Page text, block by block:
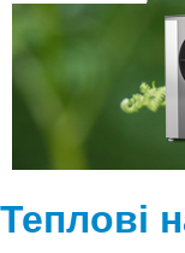
Теплові